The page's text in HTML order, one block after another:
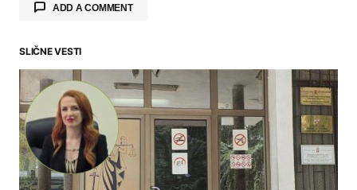
ADD A COMMENT
Your email address will not be published.
Required fields are marked
Comment*
SLIČNE VESTI